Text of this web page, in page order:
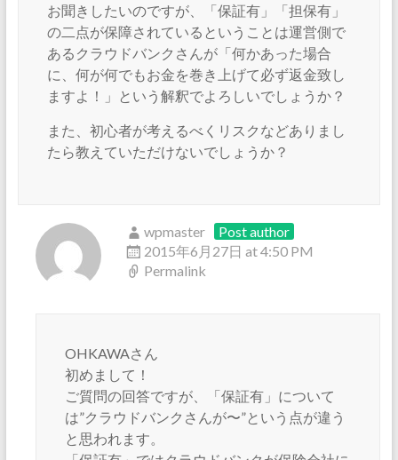
お聞きしたいのですが、「保証有」「担保有」
の二点が保障されているということは運営側で
あるクラウドバンクさんが「何かあった場合
に、何が何でもお金を巻き上げて必ず返金致し
ますよ！」という解釈でよろしいでしょうか？
また、初心者が考えるべくリスクなどありまし
たら教えていただけないでしょうか？
wpmaster
Post author
2015年6月27日 at 4:50 PM
Permalink
OHKAWAさん
初めまして！
ご質問の回答ですが、「保証有」について
は”クラウドバンクさんが〜”という点が違う
と思われます。